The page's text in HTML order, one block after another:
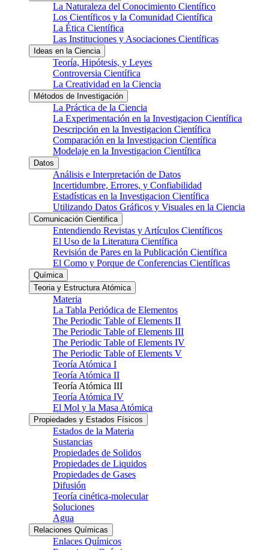
La Naturaleza del Conocimiento Científico
Los Científicos y la Comunidad Científica
La Ética Científica
Las Instituciones y Asociaciones Científicas
Ideas en la Ciencia
Teoría, Hipótesis, y Leyes
Controversia Científica
La Creatividad en la Ciencia
Métodos de Investigación
La Práctica de la Ciencia
La Experimentación en la Investigacion Científica
Descripción en la Investigacion Científica
Comparación en la Investigacion Científica
Modelaje en la Investigacion Científica
Datos
Análisis e Interpretación de Datos
Incertidumbre, Errores, y Confiabilidad
Estadísticas en la Investigacion Científica
Utilizando Datos Gráficos y Visuales en la Ciencia
Comunicación Cientifica
Entendiendo Revistas y Artículos Científicos
El Uso de la Literatura Científica
Revisión de Pares en la Publicación Científica
El Como y Porque de Conferencias Científicas
Química
Teoria y Estructura Atómica
Materia
La Tabla Periódica de Elementos
The Periodic Table of Elements II
The Periodic Table of Elements III
The Periodic Table of Elements IV
The Periodic Table of Elements V
Teoría Atómica I
Teoría Atómica II
Teoría Atómica III
Teoría Atómica IV
El Mol y la Masa Atómica
Propiedades y Estados Físicos
Estados de la Materia
Sustancias
Propiedades de Solidos
Propiedades de Liquidos
Propiedades de Gases
Difusión
Teoría cinética-molecular
Soluciones
Agua
Relaciones Químicas
Enlaces Químicos